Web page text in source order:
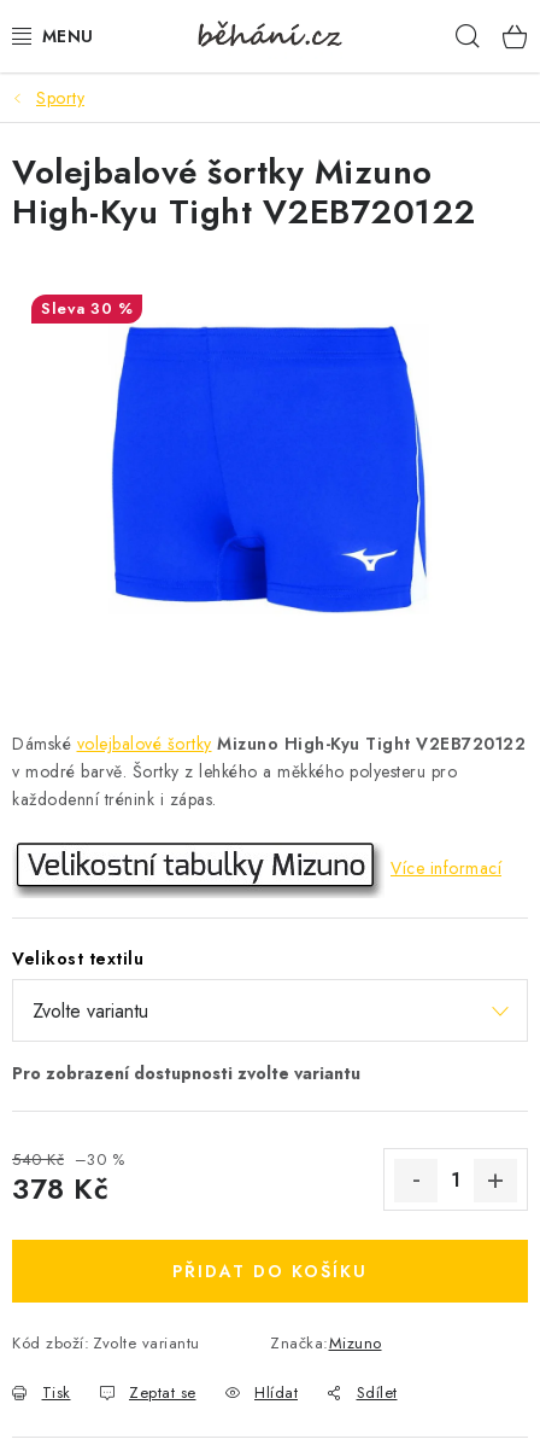
na
BOTY PÁNSKÉ
BOTY DÁMSKÉ
PÁNSKÉ OBLEČENÍ
DÁMSKÉ OBLEČENÍ
DÁRKOVÉ POUKAZY
BOTY DĚTSKÉ
VÝŽIVA
SPORTY
MEGA SLEVY
NOVINKY
NOVINKY MIZUNO
NOVINKY INOV-8
OBLÍBENÉ DROBNOSTI
ZNAČKY
Ceník dopravy
Moje objednávka
Jak vyměnit nebo vrátit zboží
Jak reklamovat
Ochrana osobních údajů
Zásady používání souborů cookies
Kontakt
Sporty
Dámské volejbalové šortky Mizuno High-Kyu Tight V2EB720122
v modré barvě. Šortky z lehkého a měkkého polyesteru pro
každodenní trénink i zápas.
Více informací
Velikost textilu
540 Kč –30 %
378 Kč
PŘIDAT DO KOŠÍKU
Kód zboží: Zvolte variantu Značka:Mizuno
Tisk Zeptat se Hlídat Sdílet
Volejbalové šortky Mizuno
High-Kyu Tight V2EB720122
30 %